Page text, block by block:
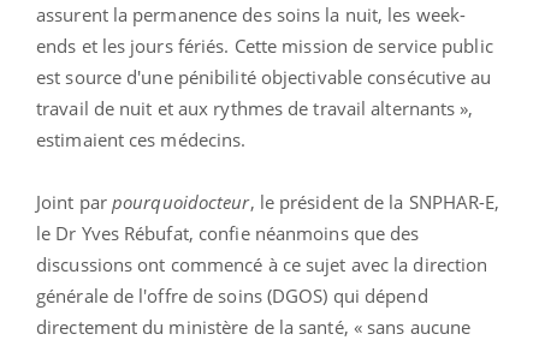
assurent la permanence des soins la nuit, les week-
ends et les jours fériés. Cette mission de service public
est source d'une pénibilité objectivable consécutive au
travail de nuit et aux rythmes de travail alternants »,
estimaient ces médecins.
Joint par pourquoidocteur, le président de la SNPHAR-E,
le Dr Yves Rébufat, confie néanmoins que des
discussions ont commencé à ce sujet avec la direction
générale de l'offre de soins (DGOS) qui dépend
directement du ministère de la santé, « sans aucune